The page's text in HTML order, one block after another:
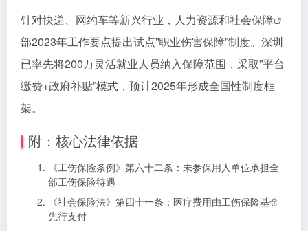
针对快递、网约车等新兴行业，人力资源和社会保障
部2023年工作要点提出试点”职业伤害保障”制度。深圳
已率先将200万灵活就业人员纳入保障范围，采取”平台
缴费+政府补贴”模式，预计2025年形成全国性制度框
架。
附：核心法律依据
《工伤保险条例》第六十二条：未参保用人单位承担全
部工伤保险待遇
《社会保险法》第四十一条：医疗费用由工伤保险基金
先行支付